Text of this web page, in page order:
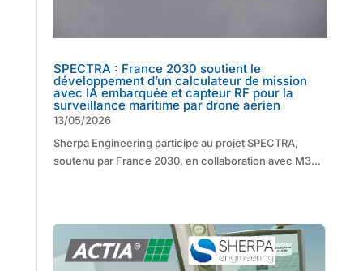
SPECTRA : France 2030 soutient le
développement d’un calculateur de mission
avec IA embarquée et capteur RF pour la
surveillance maritime par drone aérien
13/05/2026
Sherpa Engineering participe au projet SPECTRA,
soutenu par France 2030, en collaboration avec M3...